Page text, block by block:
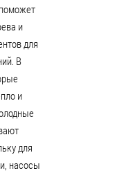
и
для
В
и
для
насосы